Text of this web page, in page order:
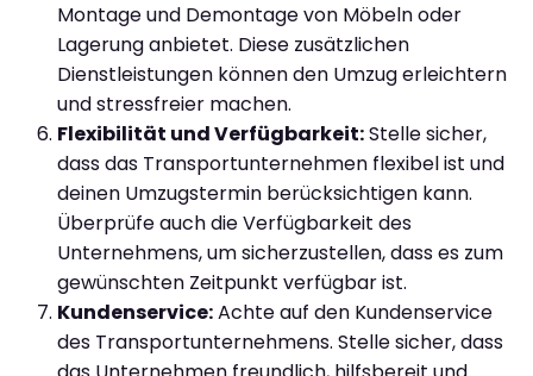
Montage und Demontage von Möbeln oder
Lagerung anbietet. Diese zusätzlichen
Dienstleistungen können den Umzug erleichtern
und stressfreier machen.
Flexibilität und Verfügbarkeit:Stelle sicher,
dass das Transportunternehmen flexibel ist und
deinen Umzugstermin berücksichtigen kann.
Überprüfe auch die Verfügbarkeit des
Unternehmens, um sicherzustellen, dass es zum
gewünschten Zeitpunkt verfügbar ist.
Kundenservice:Achte auf den Kundenservice
des Transportunternehmens. Stelle sicher, dass